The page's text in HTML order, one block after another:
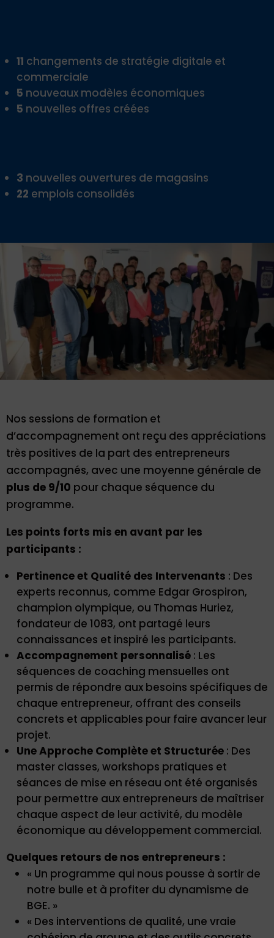
11 changements de stratégie digitale et
commerciale
5 nouveaux modèles économiques
5 nouvelles offres créées
3 nouvelles ouvertures de magasins
22 emplois consolidés
Nos sessions de formation et
d’accompagnement ont reçu des appréciations
très positives de la part des entrepreneurs
accompagnés, avec une moyenne générale de
plus de 9/10 pour chaque séquence du
programme.
Les points forts mis en avant par les
participants :
Pertinence et Qualité des Intervenants : Des
experts reconnus, comme Edgar Grospiron,
champion olympique, ou Thomas Huriez,
fondateur de 1083, ont partagé leurs
connaissances et inspiré les participants.
Accompagnement personnalisé : Les
séquences de coaching mensuelles ont
permis de répondre aux besoins spécifiques de
chaque entrepreneur, offrant des conseils
concrets et applicables pour faire avancer leur
projet.
Une Approche Complète et Structurée : Des
master classes, workshops pratiques et
séances de mise en réseau ont été organisés
pour permettre aux entrepreneurs de maîtriser
chaque aspect de leur activité, du modèle
économique au développement commercial.
Quelques retours de nos entrepreneurs :
« Un programme qui nous pousse à sortir de
notre bulle et à profiter du dynamisme de
BGE. »
« Des interventions de qualité, une vraie